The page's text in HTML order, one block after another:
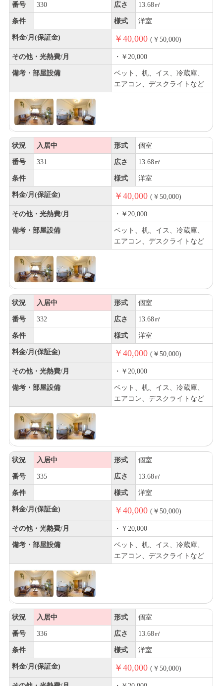
番号 330 広さ 13.68㎡
条件 様式 洋室
料金/月(保証金) ￥40,000 (￥50,000)
その他・光熱費/月 ・￥20,000
備考・部屋設備
ベット、机、イス、冷蔵庫、
エアコン、デスクライトなど
状況 入居中 形式 個室
番号 331 広さ 13.68㎡
条件 様式 洋室
料金/月(保証金) ￥40,000 (￥50,000)
その他・光熱費/月 ・￥20,000
備考・部屋設備
ベット、机、イス、冷蔵庫、
エアコン、デスクライトなど
状況 入居中 形式 個室
番号 332 広さ 13.68㎡
条件 様式 洋室
料金/月(保証金) ￥40,000 (￥50,000)
その他・光熱費/月 ・￥20,000
備考・部屋設備
ベット、机、イス、冷蔵庫、
エアコン、デスクライトなど
状況 入居中 形式 個室
番号 335 広さ 13.68㎡
条件 様式 洋室
料金/月(保証金) ￥40,000 (￥50,000)
その他・光熱費/月 ・￥20,000
備考・部屋設備
ベット、机、イス、冷蔵庫、
エアコン、デスクライトなど
状況 入居中 形式 個室
番号 336 広さ 13.68㎡
条件 様式 洋室
料金/月(保証金) ￥40,000 (￥50,000)